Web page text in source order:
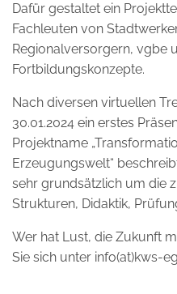
Dafür gestaltet ein
Fachleuten von
Regionalversorgern, vgbe
Fortbildungskonzepte.
Nach diversen virtuellen
30.01.2024 ein erstes
Projektname
Erzeugungswelt“
sehr grundsätzlich um die
Strukturen, Didaktik,
Wer hat Lust, die Zukunft
Sie sich unter info(at)kws-